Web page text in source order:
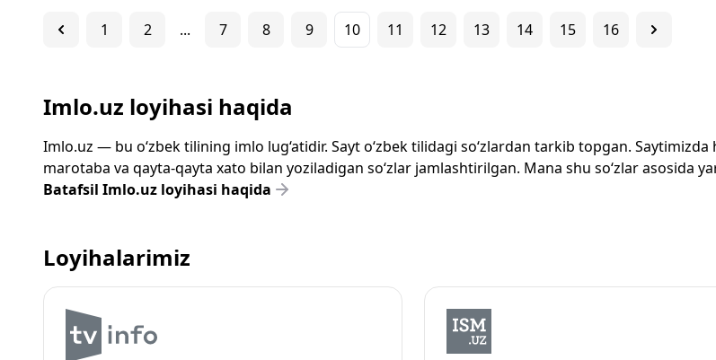
1 2 ... 7 8 9 10 11 12 13 14 15 16
Imlo.uz loyihasi haqida
Imlo.uz — bu o‘zbek tilining imlo lug‘atidir. Sayt o‘zbek tilidagi so‘zlardan tarkib topgan.
marotaba va qayta-qayta xato bilan yoziladigan so‘zlar jamlashtirilgan. Mana shu so‘zlar asosida
Batafsil Imlo.uz loyihasi haqida
Loyihalarimiz